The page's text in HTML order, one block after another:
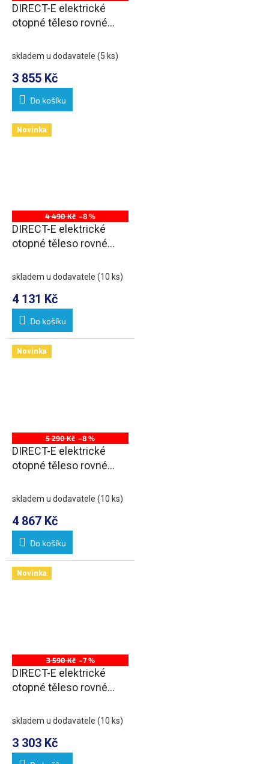
DIRECT-E elektrické
otopné těleso rovné
černá
skladem u dodavatele (5 ks)
3 855 Kč
Do košíku
Novinka
4 490 Kč –8 %
DIRECT-E elektrické
otopné těleso rovné
černá
skladem u dodavatele (10 ks)
4 131 Kč
Do košíku
Novinka
5 290 Kč –8 %
DIRECT-E elektrické
otopné těleso rovné
černá
skladem u dodavatele (10 ks)
4 867 Kč
Do košíku
Novinka
3 590 Kč –7 %
DIRECT-E elektrické
otopné těleso rovné
černá
skladem u dodavatele (10 ks)
3 303 Kč